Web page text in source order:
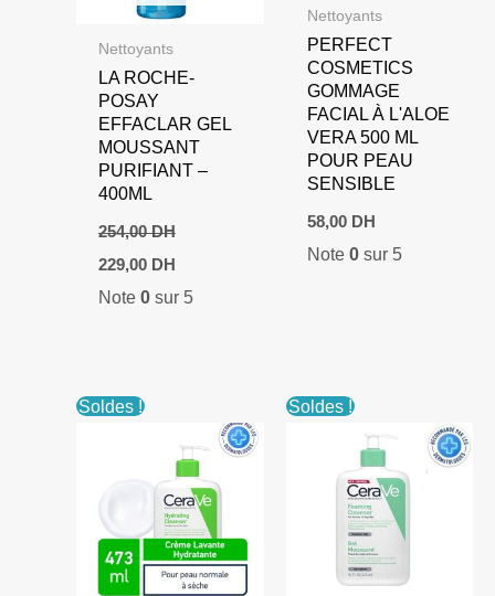
Nettoyants
LA ROCHE-
POSAY
EFFACLAR GEL
MOUSSANT
PURIFIANT –
400ML
254,00DH
Le
prix
initial
229,00 DHLe
actuel
Note 0sur 5
Nettoyants
PERFECT
COSMETICS
GOMMAGE
FACIAL À L'ALOE
VERA 500 ML
POUR PEAU
SENSIBLE
58,00 DH
Note0 sur 5
Soldes ! Soldes !